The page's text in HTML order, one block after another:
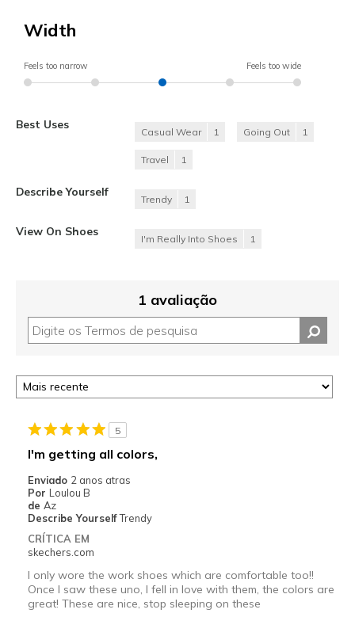
Width
Feels too narrow Feels too wide
Best Uses
Casual Wear 1 Going Out 1
Travel 1
Describe Yourself
Trendy 1
View On Shoes
I'm Really Into Shoes 1
1 avaliação
5
I'm getting all colors,
Enviado 2 anos atras
Por Loulou B
de Az
Describe YourselfTrendy
CRÍTICA EM
skechers.com
I only wore the work shoes which are comfortable too!!
Once I saw these uno, I fell in love with them, the colors are
great! These are nice, stop sleeping on these